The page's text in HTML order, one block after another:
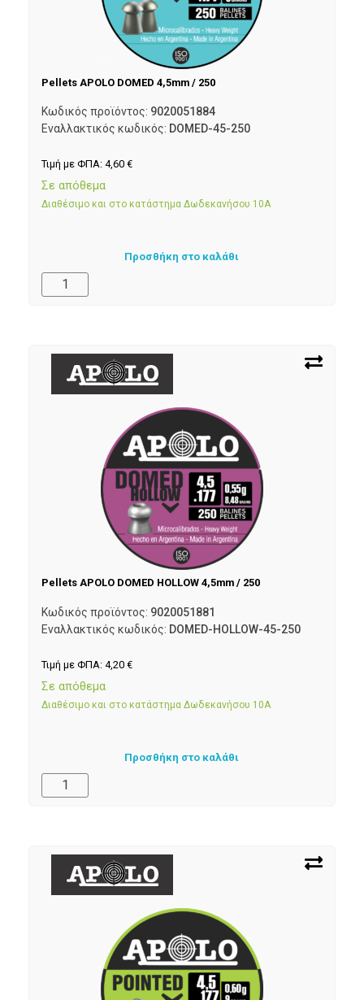
Pellets APOLO DOMED 4,5mm / 250
Κωδικός προϊόντος: 9020051884
Εναλλακτικός κωδικός: DOMED-45-250
Τιμή με ΦΠΑ: 4,60 €
Σε απόθεμα
Διαθέσιμο και στο κατάστημα Δωδεκανήσου 10Α
Προσθήκη στο καλάθι
Pellets APOLO DOMED HOLLOW 4,5mm / 250
Κωδικός προϊόντος: 9020051881
Εναλλακτικός κωδικός: DOMED-HOLLOW-45-250
Τιμή με ΦΠΑ: 4,20 €
Σε απόθεμα
Διαθέσιμο και στο κατάστημα Δωδεκανήσου 10Α
Προσθήκη στο καλάθι